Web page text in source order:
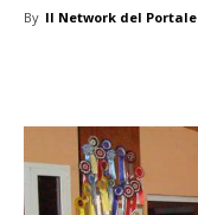
By Il Network del Portale